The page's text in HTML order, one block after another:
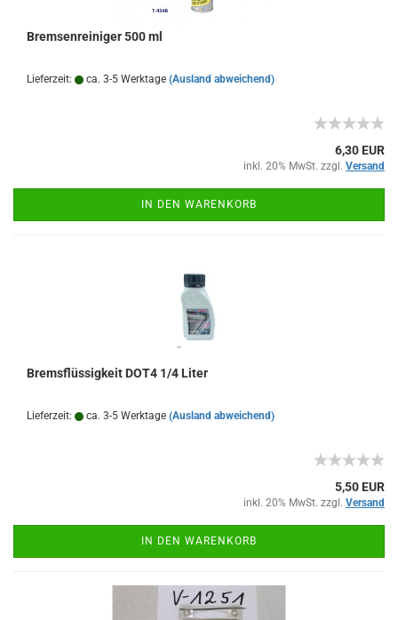
Bremsenreiniger 500 ml
Lieferzeit: ca. 3-5 Werktage (Ausland abweichend)
6,30 EUR
inkl. 20% MwSt. zzgl. Versand
IN DEN WARENKORB
Bremsflüssigkeit DOT4 1/4 Liter
Lieferzeit: ca. 3-5 Werktage (Ausland abweichend)
5,50 EUR
inkl. 20% MwSt. zzgl. Versand
IN DEN WARENKORB